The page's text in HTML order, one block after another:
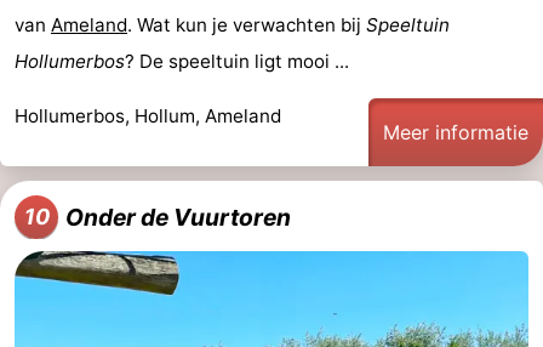
van Ameland. Wat kun je verwachten bij Speeltuin
Hollumerbos? De speeltuin ligt mooi ...
Hollumerbos, Hollum, Ameland
Meer informatie
10 Onder de Vuurtoren